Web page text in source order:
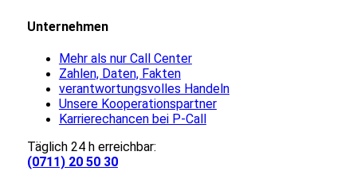
Unternehmen
Mehr als nur Call Center
Zahlen, Daten, Fakten
verantwortungsvolles Handeln
Unsere Kooperationspartner
Karrierechancen bei P-Call
Täglich 24 h erreichbar:
(0711) 20 50 30